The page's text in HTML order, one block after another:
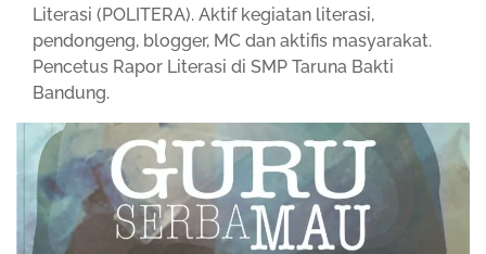
Literasi (POLITERA). Aktif kegiatan literasi,
pendongeng, blogger, MC dan aktifis masyarakat.
Pencetus Rapor Literasi di SMP Taruna Bakti
Bandung.